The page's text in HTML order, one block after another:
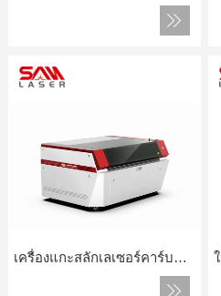
เครื่องแกะสลักเลเซอร์คาร์บอนไดออกไซด์